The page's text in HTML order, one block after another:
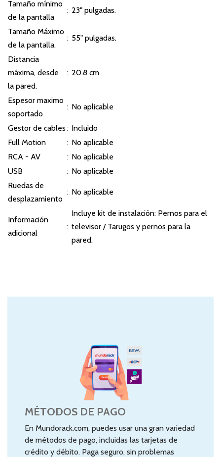
Tamaño mínimo
de la pantalla
: 23" pulgadas.
Tamaño Máximo
de la pantalla.
: 55" pulgadas.
Distancia
máxima, desde
la pared.
: 20.8 cm
Espesor maximo
soportado
: No aplicable
Gestor de cables : Incluido
Full Motion
: No aplicable
RCA - AV
: No aplicable
USB
: No aplicable
Ruedas de
desplazamiento
: No aplicable
Información
adicional
:
Incluye kit de instalación: Pernos para el
televisor / Tarugos y pernos para la
pared.
MÉTODOS DE PAGO
En Mundorack.com, puedes usar una gran variedad
de métodos de pago, incluidas las tarjetas de
crédito y débito. Paga seguro, sin problemas